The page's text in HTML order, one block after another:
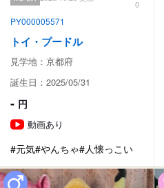
0
PY000005571
トイ・プードル
見学地：京都府
誕生日：2025/05/31
- 円
動画あり
#元気#やんちゃ#人懐っこい